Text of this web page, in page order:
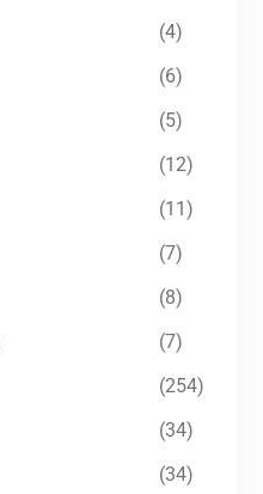
(4)
(6)
(5)
(12)
(11)
(7)
(8)
(7)
(254)
(34)
(34)